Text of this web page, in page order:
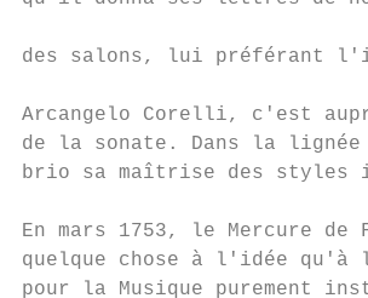
des salons, lui préférant
Arcangelo Corelli, c'est
de la sonate. Dans la
brio sa maîtrise des
En mars 1753, le Mercure
quelque chose à l'idée
pour la Musique purement